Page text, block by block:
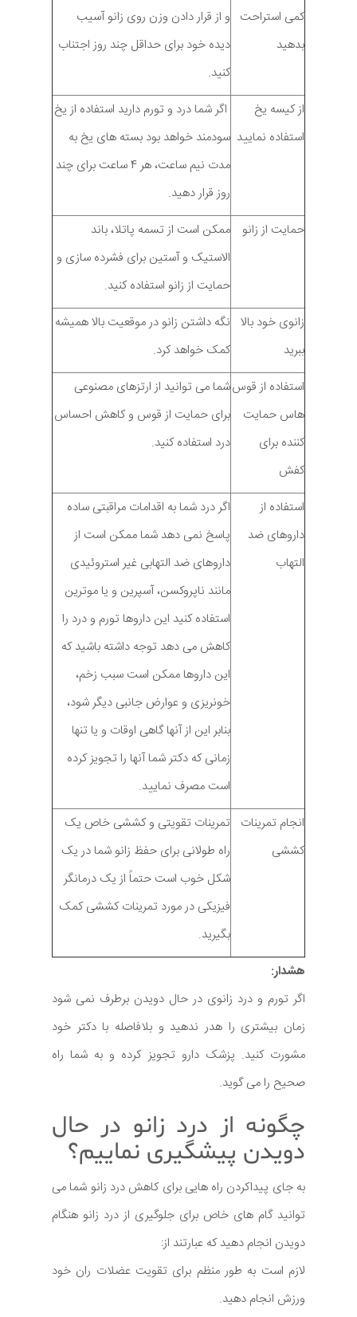
کمی استراحت
بدهید
و از قرار دادن وزن روی زانو آسیب
دیده خود برای حداقل چند روز اجتناب
کنید.
از کیسه یخ
استفاده نمایید
اگر شما درد و تورم دارید استفاده از یخ
سودمند خواهد بود بسته های یخ به
مدت نیم ساعت، هر 4 ساعت برای چند
روز قرار دهید.
حمایت از زانو
ممکن است از تسمه پاتلا، باند
الاستیک و آستین برای فشرده سازی و
حمایت از زانو استفاده کنید.
زانوی خود بالا
ببرید
نگه داشتن زانو در موقعیت بالا همیشه
کمک خواهد کرد.
استفاده از قوس
هاس حمایت
کننده برای
کفش
شما می توانید از ارتزهای مصنوعی
برای حمایت از قوس و کاهش احساس
درد استفاده کنید.
استفاده از
داروهای ضد
التهاب
اگر درد شما به اقدامات مراقبتی ساده
پاسخ نمی دهد شما ممکن است از
داروهای ضد التهابی غیر استروئیدی
مانند ناپروکسن، آسپرین و یا موترین
استفاده کنید این داروها تورم و درد را
کاهش می دهد توجه داشته باشید که
این داروها ممکن است سبب زخم،
خونریزی و عوارض جانبی دیگر شود،
بنابر این از آنها گاهی اوقات و یا تنها
زمانی که دکتر شما آنها را تجویز کرده
است مصرف نمایید.
انجام تمرینات
کششی
تمرینات تقویتی و کششی خاص یک
راه طولانی برای حفظ زانو شما در یک
شکل خوب است حتماً از یک درمانگر
فیزیکی در مورد تمرینات کششی کمک
بگیرید.
هشدار:
اگر تورم و درد زانوی در حال دویدن برطرف نمی شود
زمان بیشتری را هدر ندهید و بلافاصله با دکتر خود
مشورت کنید. پزشک دارو تجویز کرده و به شما راه
صحیح را می گوید.
چگونه از درد زانو در حال
دویدن پیشگیری نماییم؟
به جای پیداکردن راه هایی برای کاهش درد زانو شما می
توانید گام های خاص برای جلوگیری از درد زانو هنگام
دویدن انجام دهید که عبارتند از:
لازم است به طور منظم برای تقویت عضلات ران خود
ورزش انجام دهید.